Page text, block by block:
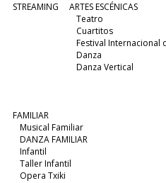
STREAMING
ARTES ESCÉNICAS
Teatro
Cuartitos
Festival Internacional
Danza
Danza Vertical
FAMILIAR
Musical Familiar
DANZA FAMILIAR
Infantil
Taller Infantil
Opera Txiki